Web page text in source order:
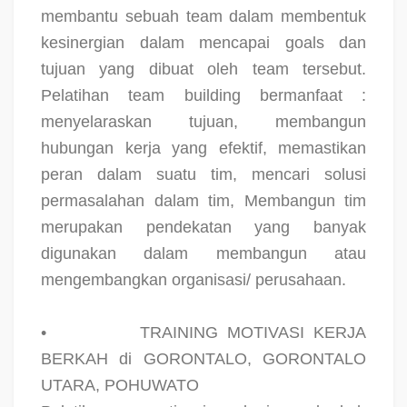
membantu sebuah team dalam membentuk
kesinergian dalam mencapai goals dan
tujuan yang dibuat oleh team tersebut.
Pelatihan team building bermanfaat :
menyelaraskan tujuan, membangun
hubungan kerja yang efektif, memastikan
peran dalam suatu tim, mencari solusi
permasalahan dalam tim, Membangun tim
merupakan pendekatan yang banyak
digunakan dalam membangun atau
mengembangkan organisasi/ perusahaan.
•
TRAINING MOTIVASI KERJA
BERKAH di GORONTALO, GORONTALO
UTARA, POHUWATO